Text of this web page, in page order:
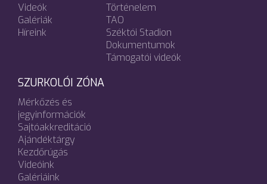
Videók
Galériák
Híreink
Történelem
TAO
Széktói Stadion
Dokumentumok
Támogatói videók
SZURKOLÓI ZÓNA
Mérkőzés és
jegyinformációk
Sajtóakkreditáció
Ajándéktárgy
Kezdőrúgás
Videóink
Galériáink